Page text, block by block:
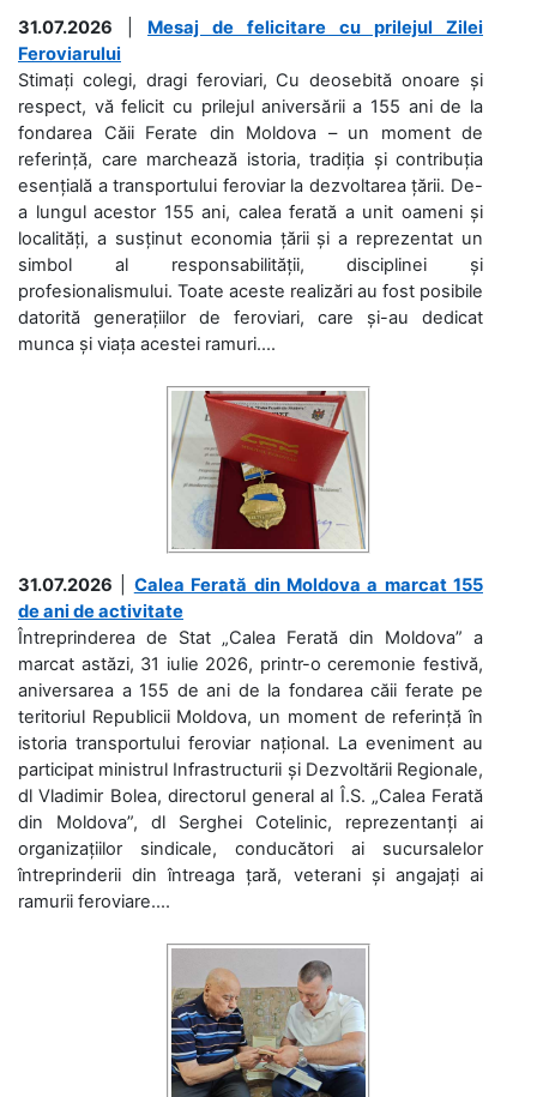
31.07.2026
Mesaj de felicitare cu prilejul Zilei
Feroviarului
Stimați colegi, dragi feroviari, Cu deosebită onoare și
respect, vă felicit cu prilejul aniversării a 155 ani de la
fondarea Căii Ferate din Moldova – un moment de
referință, care marchează istoria, tradiția și contribuția
esențială a transportului feroviar la dezvoltarea țării. De-
a lungul acestor 155 ani, calea ferată a unit oameni și
localități, a susținut economia țării și a reprezentat un
simbol al responsabilității, disciplinei și
profesionalismului. Toate aceste realizări au fost posibile
datorită generațiilor de feroviari, care și-au dedicat
munca și viața acestei ramuri....
31.07.2026
Calea Ferată din Moldova a marcat 155
de ani de activitate
Întreprinderea de Stat „Calea Ferată din Moldova” a
marcat astăzi, 31 iulie 2026, printr-o ceremonie festivă,
aniversarea a 155 de ani de la fondarea căii ferate pe
teritoriul Republicii Moldova, un moment de referință în
istoria transportului feroviar național. La eveniment au
participat ministrul Infrastructurii și Dezvoltării Regionale,
dl Vladimir Bolea, directorul general al Î.S. „Calea Ferată
din Moldova”, dl Serghei Cotelinic, reprezentanți ai
organizațiilor sindicale, conducători ai sucursalelor
întreprinderii din întreaga țară, veterani și angajați ai
ramurii feroviare....